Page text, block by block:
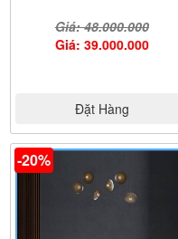
Giá: 48.000.000
Giá: 39.000.000
Đặt Hàng
-20%